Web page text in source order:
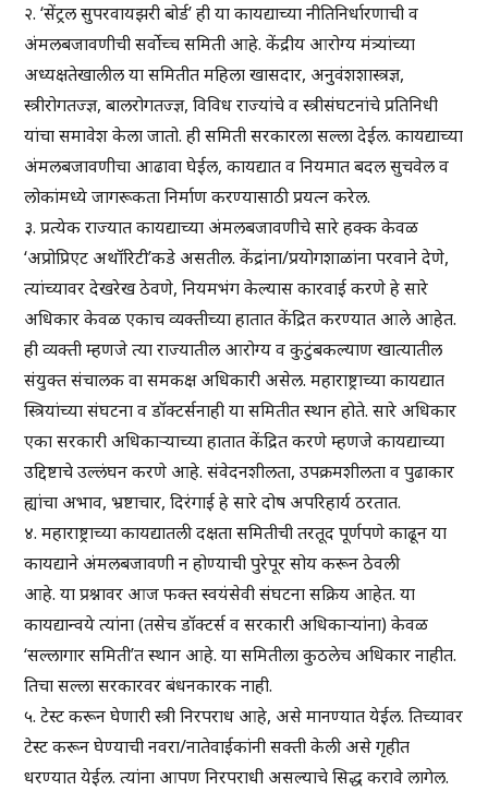
२. ‘सेंट्रल सुपरवायझरी बोर्ड’ ही या कायद्याच्या नीतिनिर्धारणाची व
अंमलबजावणीची सर्वोच्च समिती आहे. केंद्रीय आरोग्य मंत्र्यांच्या
अध्यक्षतेखालील या समितीत महिला खासदार, अनुवंशशास्त्रज्ञ,
स्त्रीरोगतज्ज्ञ, बालरोगतज्ज्ञ, विविध राज्यांचे व स्त्रीसंघटनांचे प्रतिनिधी
यांचा समावेश केला जातो. ही समिती सरकारला सल्ला देईल. कायद्याच्या
अंमलबजावणीचा आढावा घेईल, कायद्यात व नियमात बदल सुचवेल व
लोकांमध्ये जागरूकता निर्माण करण्यासाठी प्रयत्न करेल.
३. प्रत्येक राज्यात कायद्याच्या अंमलबजावणीचे सारे हक्क केवळ
‘अप्रोप्रिएट अथॉरिटी’कडे असतील. केंद्रांना/प्रयोगशाळांना परवाने देणे,
त्यांच्यावर देखरेख ठेवणे, नियमभंग केल्यास कारवाई करणे हे सारे
अधिकार केवळ एकाच व्यक्तीच्या हातात केंद्रित करण्यात आले आहेत.
ही व्यक्ती म्हणजे त्या राज्यातील आरोग्य व कुटुंबकल्याण खात्यातील
संयुक्त संचालक वा समकक्ष अधिकारी असेल. महाराष्ट्राच्या कायद्यात
स्त्रियांच्या संघटना व डॉक्टर्सनाही या समितीत स्थान होते. सारे अधिकार
एका सरकारी अधिकाऱ्याच्या हातात केंद्रित करणे म्हणजे कायद्याच्या
उद्दिष्टाचे उल्लंघन करणे आहे. संवेदनशीलता, उपक्रमशीलता व पुढाकार
ह्यांचा अभाव, भ्रष्टाचार, दिरंगाई हे सारे दोष अपरिहार्य ठरतात.
४. महाराष्ट्राच्या कायद्यातली दक्षता समितीची तरतूद पूर्णपणे काढून या
कायद्याने अंमलबजावणी न होण्याची पुरेपूर सोय करून ठेवली
आहे. या प्रश्नावर आज फक्त स्वयंसेवी संघटना सक्रिय आहेत. या
कायद्यान्वये त्यांना (तसेच डॉक्टर्स व सरकारी अधिकाऱ्यांना) केवळ
‘सल्लागार समिती’त स्थान आहे. या समितीला कुठलेच अधिकार नाहीत.
तिचा सल्ला सरकारवर बंधनकारक नाही.
५. टेस्ट करून घेणारी स्त्री निरपराध आहे, असे मानण्यात येईल. तिच्यावर
टेस्ट करून घेण्याची नवरा/नातेवाईकांनी सक्ती केली असे गृहीत
धरण्यात येईल. त्यांना आपण निरपराधी असल्याचे सिद्ध करावे लागेल.